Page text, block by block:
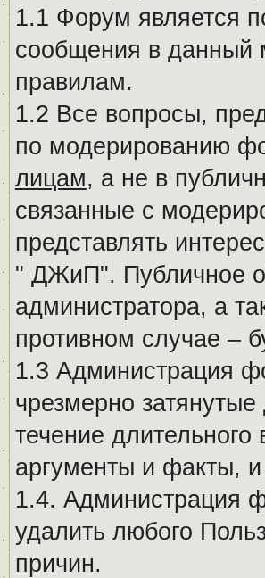
1.1 Форум является
сообщения в данный
правилам.
1.2 Все вопросы,
по модерированию
лицам, а не в
связанные с
представлять
" ДЖиП". Публичное
администратора, а
противном случае –
1.3 Администрация
чрезмерно
течение
аргументы и факты,
1.4. Администрация
удалить любого
причин.